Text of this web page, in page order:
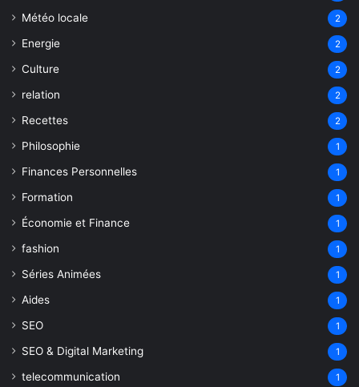
Météo locale 2
Energie 2
Culture 2
relation 2
Recettes 2
Philosophie 1
Finances Personnelles 1
Formation 1
Économie et Finance 1
fashion 1
Séries Animées 1
Aides 1
SEO 1
SEO & Digital Marketing 1
telecommunication 1